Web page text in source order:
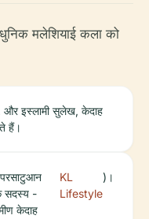
मलेशियाई कला को
और इस्लामी सुलेख, केदाह
हैं।
परसाटुआन
सदस्य -
केदाह
KL
Lifestyle
)।